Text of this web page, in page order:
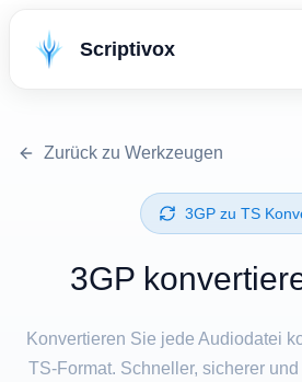
Scriptivox
Zurück zu Werkzeugen
⁦3GP⁩ zu ⁦TS⁩
⁦3GP⁩
Konvertieren Sie jede Audiodatei
TS-Format. Schneller, sicherer